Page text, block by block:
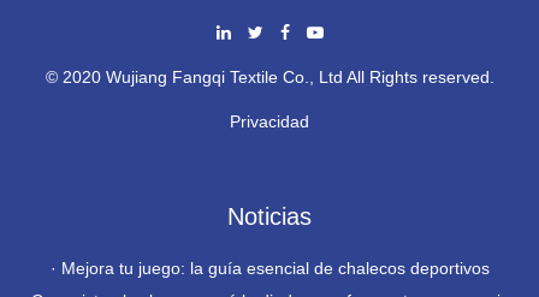
© 2020 Wujiang Fangqi Textile Co., Ltd All Rights reserved.
Privacidad
Noticias
· Mejora tu juego: la guía esencial de chalecos deportivos